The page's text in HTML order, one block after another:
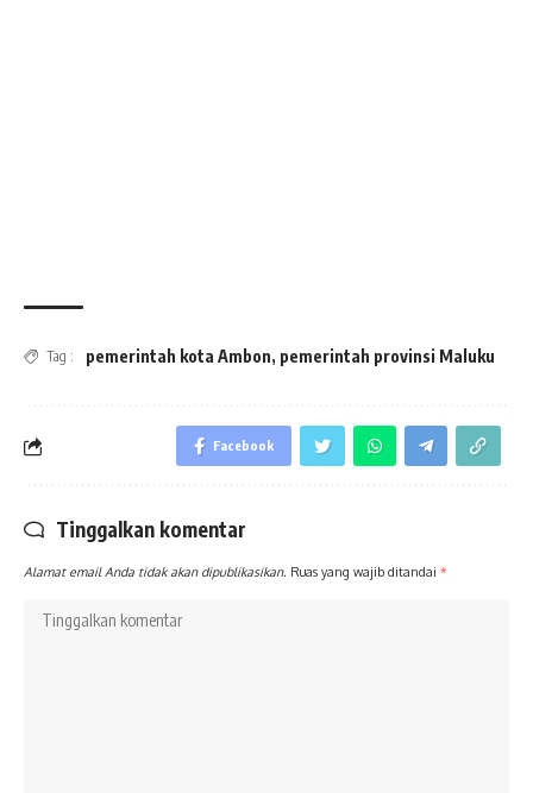
Tag : pemerintah kota Ambon, pemerintah provinsi Maluku
Facebook
Tinggalkan komentar
Alamat email Anda tidak akan dipublikasikan. Ruas yang wajib ditandai *